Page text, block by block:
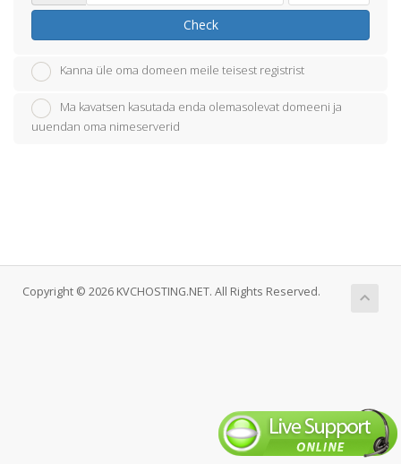
Check
Kanna üle oma domeen meile teisest registrist
Ma kavatsen kasutada enda olemasolevat domeeni ja
uuendan oma nimeserverid
Copyright © 2026 KVCHOSTING.NET. All Rights Reserved.